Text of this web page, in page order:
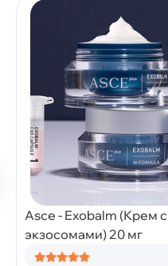
Asce - Exobalm (Крем с
экзосомами) 20 мг